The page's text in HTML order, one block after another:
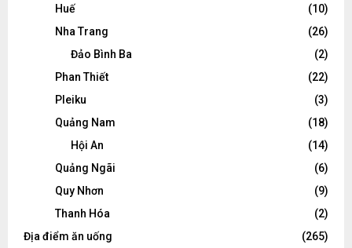
Huế
(10)
Nha Trang
(26)
Đảo Bình Ba
(2)
Phan Thiết
(22)
Pleiku
(3)
Quảng Nam
(18)
Hội An
(14)
Quảng Ngãi
(6)
Quy Nhơn
(9)
Thanh Hóa
(2)
Địa điểm ăn uống
(265)